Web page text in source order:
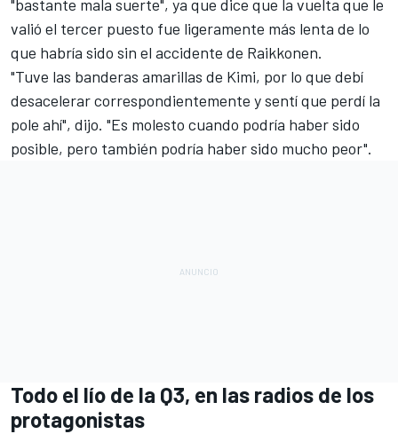
"bastante mala suerte", ya que dice que la vuelta que le
valió el tercer puesto fue ligeramente más lenta de lo
que habría sido sin el accidente de Raikkonen.
"Tuve las banderas amarillas de Kimi, por lo que debí
desacelerar correspondientemente y sentí que perdí la
pole ahí", dijo. "Es molesto cuando podría haber sido
posible, pero también podría haber sido mucho peor".
Todo el lío de la Q3, en las radios de los
protagonistas